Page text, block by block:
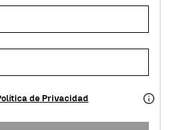
de Privacidad